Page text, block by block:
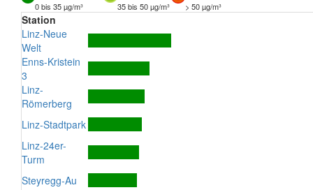
0 bis 35 µg/m³
35 bis 50 µg/m³ > 50 µg/m³
Station
Linz-Neue
Welt
Enns-Kristein
3
Linz-
Römerberg
Linz-Stadtpark
Linz-24er-
Turm
Steyregg-Au